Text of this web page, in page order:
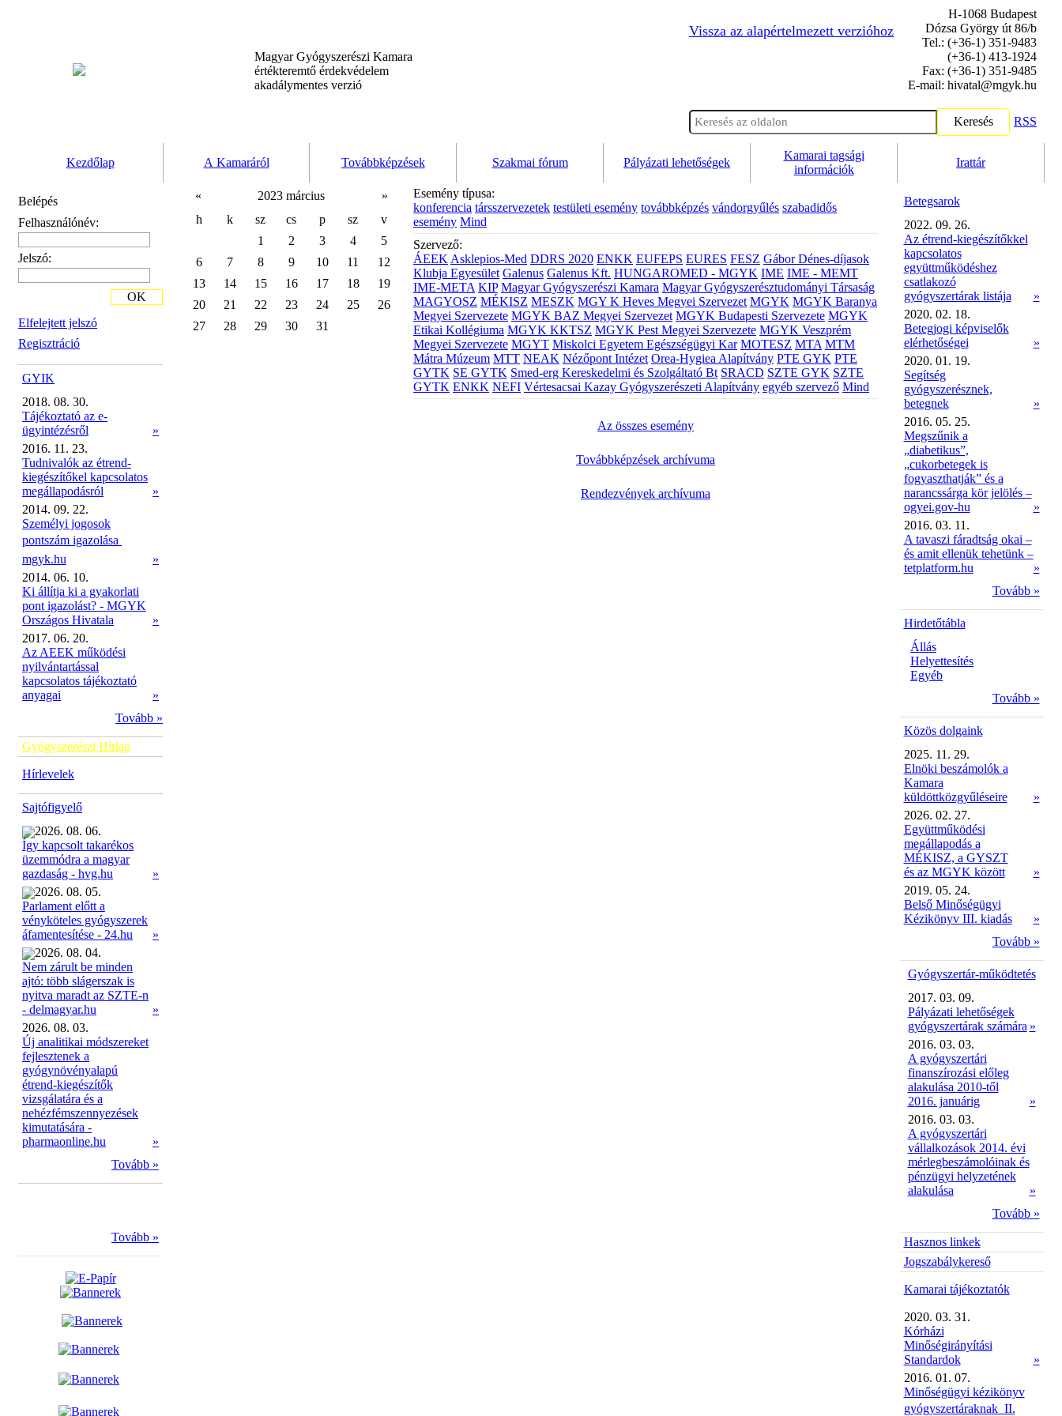
Magyar Gyógyszerészi Kamara
értékteremtő érdekvédelem
akadálymentes verzió
Vissza az alapértelmezett verzióhoz
H-1068 Budapest
Dózsa György út 86/b
Tel.: (+36-1) 351-9483
(+36-1) 413-1924
Fax: (+36-1) 351-9485
E-mail: hivatal@mgyk.hu
Keresés RSS
Kezdőlap A Kamaráról Továbbképzések Szakmai fórum Pályázati lehetőségek
Kamarai tagsági
információk
Irattár
Belépés
Felhasználónév:
Jelszó:
Elfelejtett jelszó
Regisztráció
OK
GYIK
2018. 08. 30.
Tájékoztató az e-
ügyintézésről
»
2016. 11. 23.
Tudnivalók az étrend-
kiegészítőkel kapcsolatos
megállapodásról
»
2014. 09. 22.
Személyi jogosok
pontszám igazolása 
mgyk.hu
»
2014. 06. 10.
Ki állítja ki a gyakorlati
pont igazolást? - MGYK
Országos Hivatala
»
2017. 06. 20.
Az AEEK működési
nyilvántartással
kapcsolatos tájékoztató
anyagai
»
Tovább »
Gyógyszerészi Hírlap
Hírlevelek
Sajtófigyelő
2026. 08. 06.
Így kapcsolt takarékos
üzemmódra a magyar
gazdaság - hvg.hu
»
2026. 08. 05.
Parlament előtt a
vényköteles gyógyszerek
áfamentesítése - 24.hu
»
2026. 08. 04.
Nem zárult be minden
ajtó: több slágerszak is
nyitva maradt az SZTE-n
- delmagyar.hu
»
2026. 08. 03.
Új analitikai módszereket
fejlesztenek a
gyógynövényalapú
étrend-kiegészítők
vizsgálatára és a
nehézfémszennyezések
kimutatására -
pharmaonline.hu
»
Tovább »
Tovább »
« 2023 március
»
h
k sz cs p sz
v
1
2 3 4
5
6
7 8 9 10 11
12
13
14 15 16 17 18
19
20
21 22 23 24 25
26
27
28 29 30 31
Esemény típusa:
konferencia társszervezetek testületi esemény továbbképzés vándorgyűlés szabadidős
esemény Mind
Szervező:
ÁEEK Asklepios-Med DDRS 2020 ENKK EUFEPS EURES FESZ Gábor Dénes-díjasok
Klubja Egyesület Galenus Galenus Kft. HUNGAROMED - MGYK IME IME - MEMT
IME-META KIP Magyar Gyógyszerészi Kamara Magyar Gyógyszerésztudományi Társaság
MAGYOSZ MÉKISZ MESZK MGY K Heves Megyei Szervezet MGYK MGYK Baranya
Megyei Szervezete MGYK BAZ Megyei Szervezet MGYK Budapesti Szervezete MGYK
Etikai Kollégiuma MGYK KKTSZ MGYK Pest Megyei Szervezete MGYK Veszprém
Megyei Szervezete MGYT Miskolci Egyetem Egészségügyi Kar MOTESZ MTA MTM
Mátra Múzeum MTT NEAK Nézőpont Intézet Orea-Hygiea Alapítvány PTE GYK PTE
GYTK SE GYTK Smed-erg Kereskedelmi és Szolgáltató Bt SRACD SZTE GYK SZTE
GYTK ENKK NEFI Vértesacsai Kazay Gyógyszerészeti Alapítvány egyéb szervező Mind
Az összes esemény
Továbbképzések archívuma
Rendezvények archívuma
Betegsarok
2022. 09. 26.
Az étrend-kiegészítőkkel
kapcsolatos
együttműködéshez
csatlakozó
gyógyszertárak listája
»
2020. 02. 18.
Betegjogi képviselők
elérhetőségei
»
2020. 01. 19.
Segítség
gyógyszerésznek,
betegnek
»
2016. 05. 25.
Megszűnik a
„diabetikus”,
„cukorbetegek is
fogyaszthatják” és a
narancssárga kör jelölés –
ogyei.gov-hu
»
2016. 03. 11.
A tavaszi fáradtság okai –
és amit ellenük tehetünk –
tetplatform.hu
»
Tovább »
Hirdetőtábla
Állás
Helyettesítés
Egyéb
Tovább »
Közös dolgaink
2025. 11. 29.
Elnöki beszámolók a
Kamara
küldöttközgyűléseire
»
2026. 02. 27.
Együttműködési
megállapodás a
MÉKISZ, a GYSZT
és az MGYK között
»
2019. 05. 24.
Belső Minőségügyi
Kézikönyv III. kiadás
»
Tovább »
Gyógyszertár-működtetés
2017. 03. 09.
Pályázati lehetőségek
gyógyszertárak számára »
2016. 03. 03.
A gyógyszertári
finanszírozási előleg
alakulása 2010-től
2016. januárig
»
2016. 03. 03.
A gyógyszertári
vállalkozások 2014. évi
mérlegbeszámolóinak és
pénzügyi helyzetének
alakulása
»
Tovább »
Hasznos linkek
Jogszabálykereső
Kamarai tájékoztatók
2020. 03. 31.
Kórházi
Minőségirányítási
Standardok
»
2016. 01. 07.
Minőségügyi kézikönyv
gyógyszertáraknak  II.